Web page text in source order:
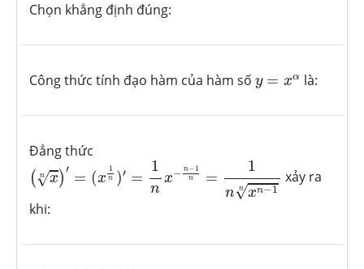
Chọn khẳng định đúng:
Công thức tính đạo hàm của hàm số y = xα
y=x α là:
Đẳng thức
( n
√x )′ = (x
1
n )′ =
1
n
x− n−1
n =
1
n n
√xn−1
(xn)′=(x1n = −n = 1
xảy ra
khi: